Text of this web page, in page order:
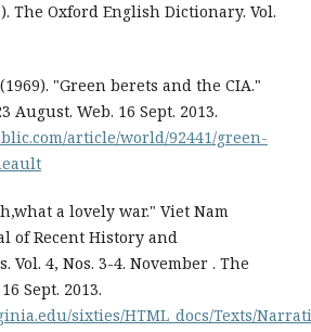
The Oxford English Dictionary. Vol.
"Green berets and the CIA."
August. Web. 16 Sept. 2013.
article/world/92441/green-
a lovely war." Viet Nam
of Recent History and
Vol. 4, Nos. 3-4. November . The
Sept. 2013.
sixties/HTML_docs/Texts/